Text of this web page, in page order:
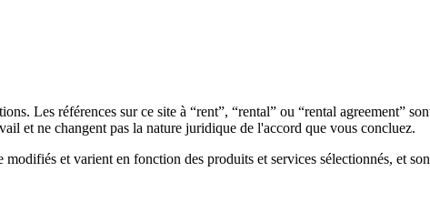
Les références sur ce site à “rent”, “rental” ou “rental agreement”
et ne changent pas la nature juridique de l'accord que vous concluez.
et varient en fonction des produits et services sélectionnés, et